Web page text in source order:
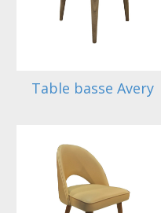
Table basse Avery